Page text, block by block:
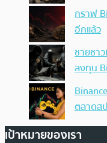
กราฟ
อีกแล้ว
ชายชา
ลงทุน
ตลาดส
เป้าหมายของเรา